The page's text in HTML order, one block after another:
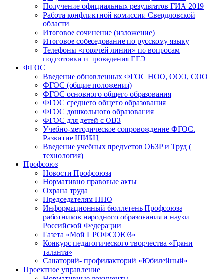
Получение официальных результатов ГИА 2019
Работа конфликтной комиссии Свердловской
области
Итоговое сочинение (изложение)
Итоговое собеседование по русскому языку
Телефоны «горячей линии» по вопросам
подготовки и проведения ЕГЭ
ФГОС
Введение обновленных ФГОС НОО, ООО, СОО
ФГОС (общие положения)
ФГОС основного общего образования
ФГОС среднего общего образования
ФГОС дошкольного образования
ФГОС для детей с ОВЗ
Учебно-методическое сопровождение ФГОС.
Развитие ШИБЦ
Введение учебных предметов ОБЗР и Труд (
технология)
Профсоюз
Новости Профсоюза
Нормативно правовые акты
Охрана труда
Председателям ППО
Информационный бюллетень Профсоюза
работников народного образования и науки
Российской Федерации
Газета «Мой ПРОФСОЮЗ»
Конкурс педагогического творчества «Грани
таланта»
Санаторий- профилакторий «Юбилейный»
Проектное управление